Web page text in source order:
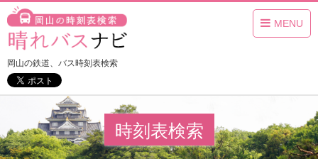
MENU
岡山の鉄道、バス時刻表検索
時刻表検索